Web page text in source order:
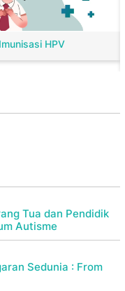
HPV
Tua dan Pendidik
Autisme
Sedunia : From